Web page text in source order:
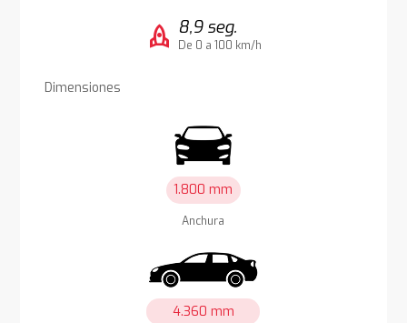
rocket 8,9 seg.
De 0 a 100 km/h
Dimensiones
1.800 mm
Anchura
4.360 mm